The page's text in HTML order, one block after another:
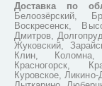
Доставка по
Белоозёрский,
Воскресенск,
Дмитров,
Жуковский,
Клин, Коломна,
Красногорск,
Куровское,